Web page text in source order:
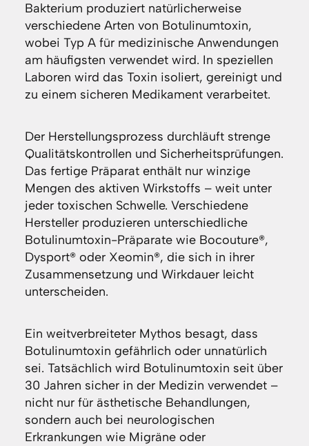
Bakterium produziert natürlicherweise
verschiedene Arten von Botulinumtoxin,
wobei Typ A für medizinische Anwendungen
am häufigsten verwendet wird. In speziellen
Laboren wird das Toxin isoliert, gereinigt und
zu einem sicheren Medikament verarbeitet.
Der Herstellungsprozess durchläuft strenge
Qualitätskontrollen und Sicherheitsprüfungen.
Das fertige Präparat enthält nur winzige
Mengen des aktiven Wirkstoffs – weit unter
jeder toxischen Schwelle. Verschiedene
Hersteller produzieren unterschiedliche
Botulinumtoxin-Präparate wie Bocouture®,
Dysport® oder Xeomin®, die sich in ihrer
Zusammensetzung und Wirkdauer leicht
unterscheiden.
Ein weitverbreiteter Mythos besagt, dass
Botulinumtoxin gefährlich oder unnatürlich
sei. Tatsächlich wird Botulinumtoxin seit über
30 Jahren sicher in der Medizin verwendet –
nicht nur für ästhetische Behandlungen,
sondern auch bei neurologischen
Erkrankungen wie Migräne oder